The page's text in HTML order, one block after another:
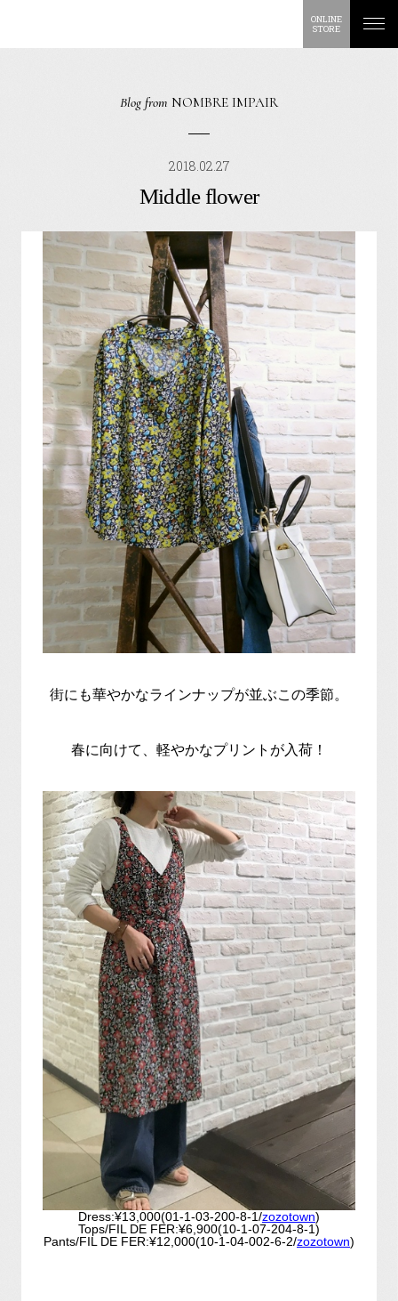
ONLINE
STORE
Blog from NOMBRE IMPAIR
2018.02.27
Middle flower
街にも華やかなラインナップが並ぶこの季節。
春に向けて、軽やかなプリントが入荷！
Dress:¥13,000(01-1-03-200-8-1/zozotown)
Tops/FIL DE FER:¥6,900(10-1-07-204-8-1)
Pants/FIL DE FER:¥12,000(10-1-04-002-6-2/zozotown)